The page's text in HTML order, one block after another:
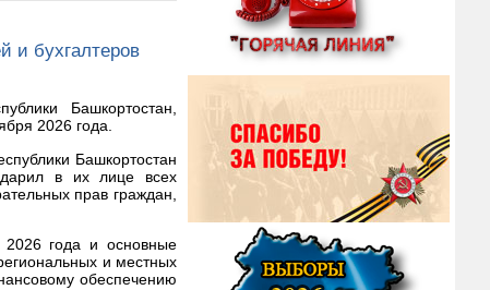
и бухгалтеров
Башкортостан,
2026 года.
Башкортостан
в их лице всех
прав граждан,
2026 года и основные
и местных
обеспечению